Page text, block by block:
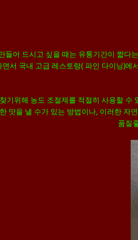
들어 드시고 싶을 때는 유통기간이 짧
서 국내 고급 레스토랑( 파인 다이닝)
기위해 농도 조절제를 적절히 사용할
맛을 낼 수가 있는 방법이나, 이러한
품질